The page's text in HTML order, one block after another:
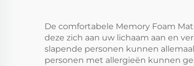
De comfortabele Memory Foam
deze zich aan uw lichaam aan en
slapende personen kunnen
personen met allergieën kunnen